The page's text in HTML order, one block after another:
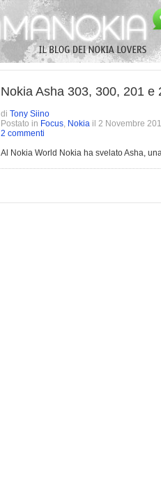
Nokia Asha 303, 300, 201 e
di Tony Siino
Postato in Focus, Nokia il 2 Novembre
2 commenti
Al Nokia World Nokia ha svelato Asha,